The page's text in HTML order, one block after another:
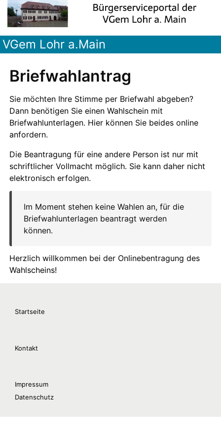
VGem Lohr a.Main
Startseite
Kontakt
Impressum
Datenschutz